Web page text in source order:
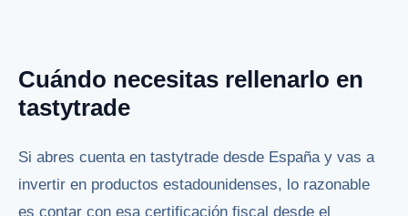
Cuándo necesitas rellenarlo en
tastytrade
Si abres cuenta en tastytrade desde España y vas a
invertir en productos estadounidenses, lo razonable
es contar con esa certificación fiscal desde el